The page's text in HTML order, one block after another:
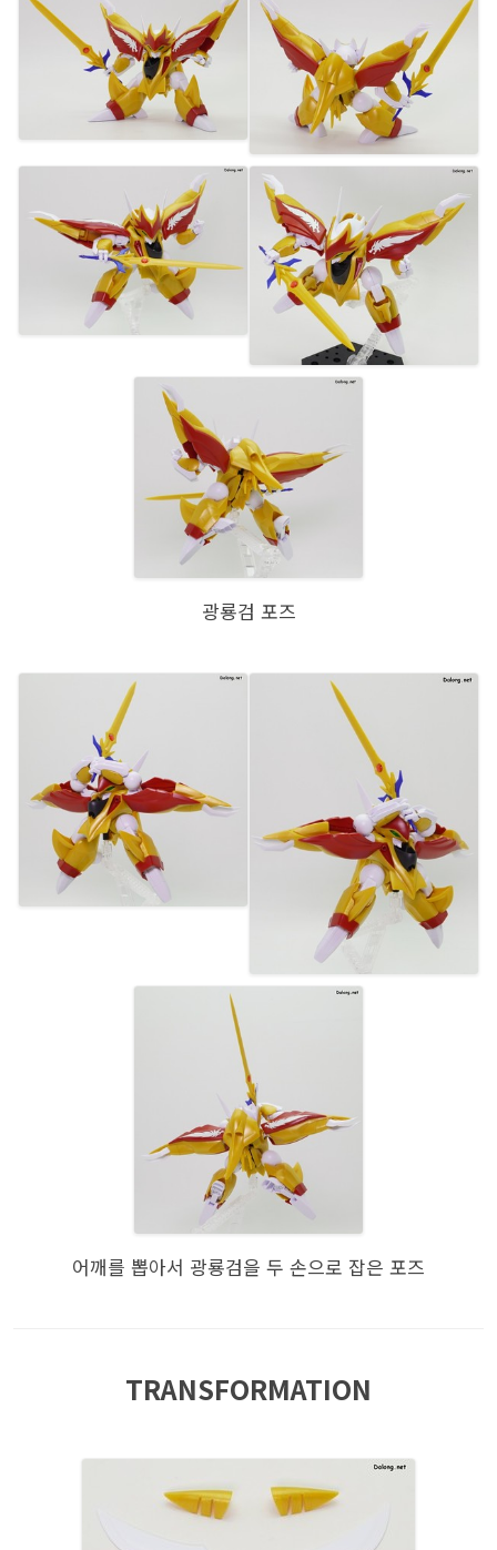
광룡검 포즈
어깨를 뽑아서 광룡검을 두 손으로 잡은 포즈
TRANSFORMATION